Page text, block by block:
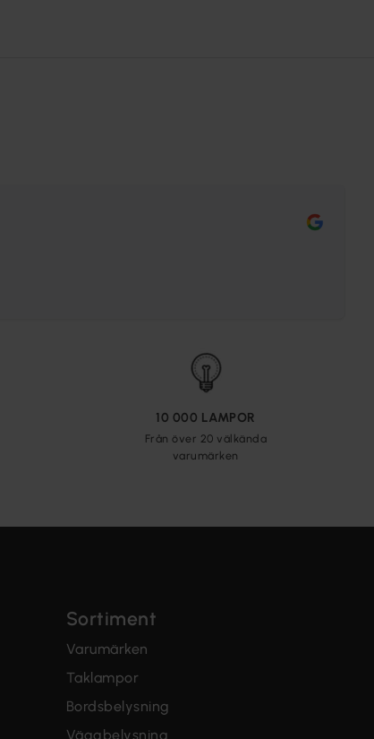
10 000 LAMPOR
Från över 20 välkända
varumärken
Sortiment
Varumärken
Taklampor
Bordsbelysning
Väggbelysning